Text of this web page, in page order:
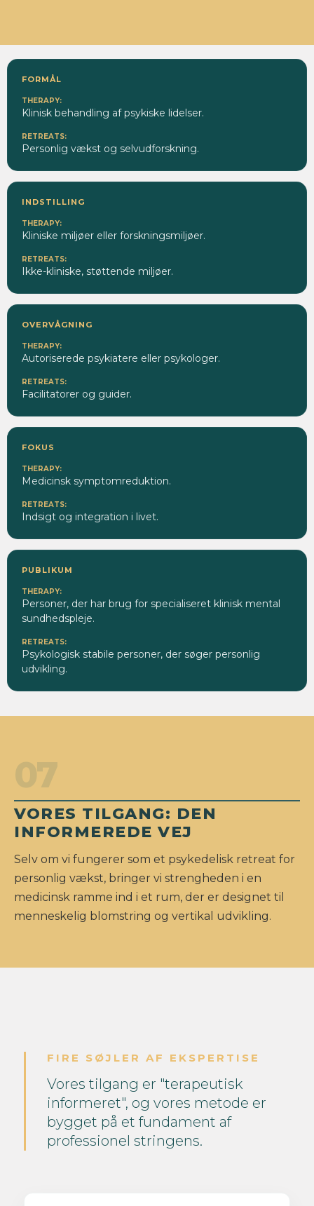
FORMÅL
Klinisk behandling af psykiske lidelser.
Personlig vækst og selvudforskning.
INDSTILLING
Kliniske miljøer eller forskningsmiljøer.
Ikke-kliniske, støttende miljøer.
OVERVÅGNING
Autoriserede psykiatere eller psykologer.
Facilitatorer og guider.
FOKUS
Medicinsk symptomreduktion.
Indsigt og integration i livet.
PUBLIKUM
Personer, der har brug for specialiseret klinisk mental
sundhedspleje.
Psykologisk stabile personer, der søger personlig
udvikling.
07
VORES TILGANG: DEN
INFORMEREDE VEJ
Selv om vi fungerer som et psykedelisk retreat for
personlig vækst, bringer vi strengheden i en
medicinsk ramme ind i et rum, der er designet til
menneskelig blomstring og vertikal udvikling.
FIRE SØJLER AF EKSPERTISE
Vores tilgang er "terapeutisk
informeret", og vores metode er
bygget på et fundament af
professionel stringens.